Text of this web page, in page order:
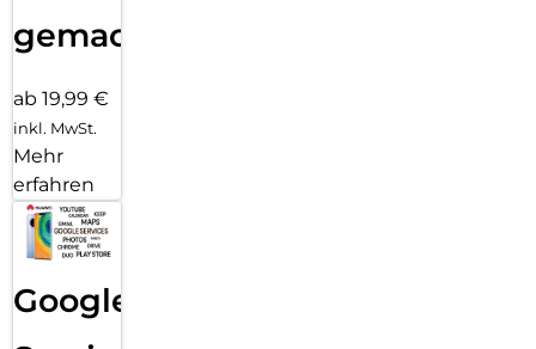
gemacht!
ab 19,99 €
inkl. MwSt.
Mehr
erfahren
Google